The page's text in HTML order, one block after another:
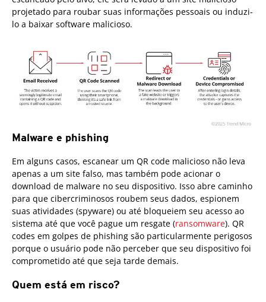
projetado para roubar suas informações pessoais ou induzi-
lo a baixar software malicioso.
Malware e phishing
Em alguns casos, escanear um QR code malicioso não leva
apenas a um site falso, mas também pode acionar o
download de malware no seu dispositivo. Isso abre caminho
para que cibercriminosos roubem seus dados, espionem
suas atividades (spyware) ou até bloqueiem seu acesso ao
sistema até que você pague um resgate (ransomware). QR
codes em golpes de phishing são particularmente perigosos
porque o usuário pode não perceber que seu dispositivo foi
comprometido até que seja tarde demais.
Quem está em risco?